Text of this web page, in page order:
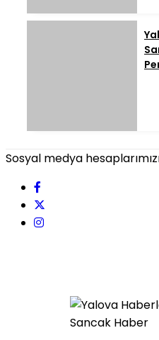
Sosyal medya